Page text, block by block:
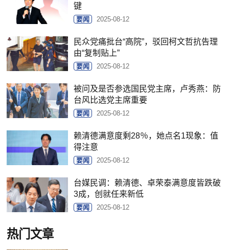
键
要闻 2025-08-12
民众党痛批台“高院”，驳回柯文哲抗告理
由“复制贴上”
要闻 2025-08-12
被问及是否参选国民党主席，卢秀燕：防
台风比选党主席重要
要闻 2025-08-12
赖清德满意度剩28％，她点名1现象：值
得注意
要闻 2025-08-12
台媒民调：赖清德、卓荣泰满意度皆跌破
3成，创就任来新低
要闻 2025-08-12
热门文章